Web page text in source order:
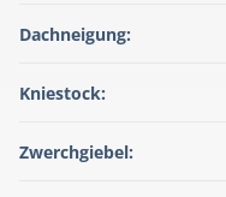
Dachneigung:
Kniestock:
Zwerchgiebel: